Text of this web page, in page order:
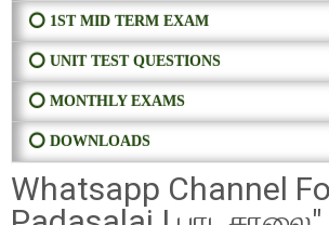
⭕ 1ST MID TERM EXAM
⭕ UNIT TEST QUESTIONS
⭕ MONTHLY EXAMS
⭕ DOWNLOADS
Whatsapp Channel